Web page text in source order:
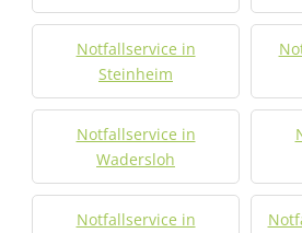
Notfallservice in
Steinheim
Notfallservice in
Wadersloh
Notfallservice in